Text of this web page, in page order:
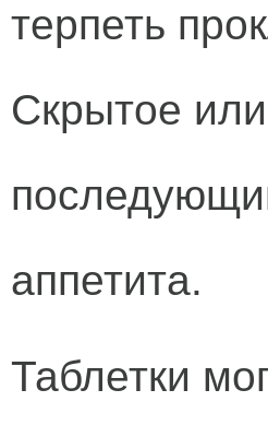
терпеть
Скрытое
аппетита.
Таблетки